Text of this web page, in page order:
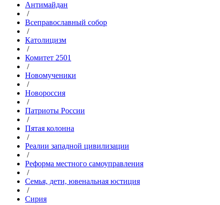
Антимайдан
/
Всеправославный собор
/
Католицизм
/
Комитет 2501
/
Новомученики
/
Новороссия
/
Патриоты России
/
Пятая колонна
/
Реалии западной цивилизации
/
Реформа местного самоуправления
/
Семья, дети, ювенальная юстиция
/
Сирия